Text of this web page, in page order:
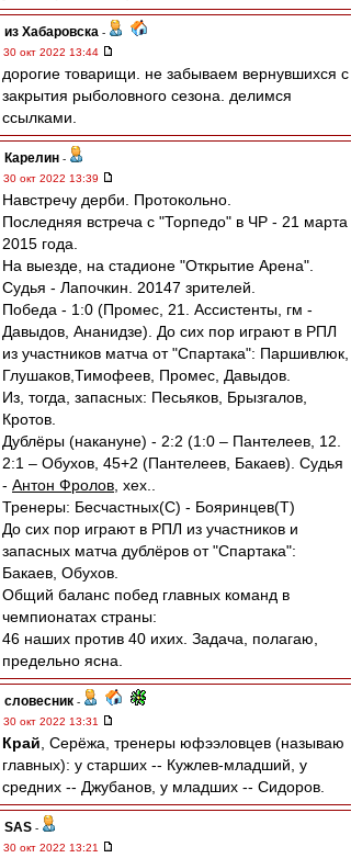
из Хабаровска -
30 окт 2022 13:44
дорогие товарищи. не забываем вернувшихся с
закрытия рыболовного сезона. делимся
ссылками.
Карелин -
30 окт 2022 13:39
Навстречу дерби. Протокольно.
Последняя встреча с "Торпедо" в ЧР - 21 марта
2015 года.
На выезде, на стадионе "Открытие Арена".
Судья - Лапочкин. 20147 зрителей.
Победа - 1:0 (Промес, 21. Ассистенты, гм -
Давыдов, Ананидзе). До сих пор играют в РПЛ
из участников матча от "Спартака": Паршивлюк,
Глушаков,Тимофеев, Промес, Давыдов.
Из, тогда, запасных: Песьяков, Брызгалов,
Кротов.
Дублёры (накануне) - 2:2 (1:0 – Пантелеев, 12.
2:1 – Обухов, 45+2 (Пантелеев, Бакаев). Судья
- Антон Фролов , хех..
Тренеры: Бесчастных(С) - Бояринцев(Т)
До сих пор играют в РПЛ из участников и
запасных матча дублёров от "Спартака":
Бакаев, Обухов.
Общий баланс побед главных команд в
чемпионатах страны:
46 наших против 40 ихих. Задача, полагаю,
предельно ясна.
словесник -
30 окт 2022 13:31
Край , Серёжа, тренеры юфээловцев (называю
главных): у старших -- Кужлев-младший, у
средних -- Джубанов, у младших -- Сидоров.
SAS -
30 окт 2022 13:21